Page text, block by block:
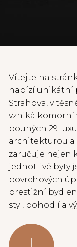
Vítejte na
nabízí unikátní
Strahova, v
vzniká komorní
pouhých 29
architekturou
zaručuje nejen
jednotlivé byty
povrchových
prestižní
styl, pohodlí a